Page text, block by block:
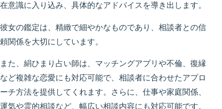
在意識に入り込み、具体的なアドバイスを導き出します。
彼女の鑑定は、精緻で細やかなものであり、相談者との信
頼関係を大切にしています。
また、絹ひまり占い師は、マッチングアプリや不倫、復縁
など複雑な恋愛にも対応可能で、相談者に合わせたアプロ
ーチ方法を提供してくれます。さらに、仕事や家庭関係、
運気や霊的相談など、幅広い相談内容にも対応可能です。